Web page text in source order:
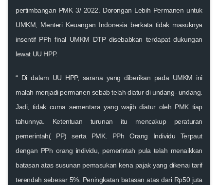
pertimbangan PMK 3/ 2022. Dorongan Lebih Permanen untuk
UMKM, Menteri Keuangan Indonesia berkata tidak masuknya
insentif PPh final UMKM DTP disebabkan terdapat dukungan
lewat UU HPP.
“ Di dalam UU HPP, sarana yang diberikan pada UMKM ini
malah menjadi permanen sebab telah diatur di undang- undang.
Jadi, tidak cuma sementara yang wajib diatur oleh PMK tiap
tahunnya. Ketentuan turunan itu mencakup peraturan
pemerintah( PP) serta PMK. PPh Orang Individu Terpaut
dengan PPh orang individu, pemerintah pula telah menaikkan
batasan atas susunan pemasukan kena pajak yang dikenai tarif
terendah sebesar 5%. Peningkatan batasan atas dari Rp50 juta